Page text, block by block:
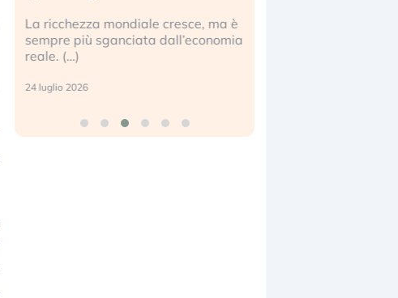
La ricchezza mondiale cresce, ma è
sempre più sganciata dall’economia
reale. (…)
24 luglio 2026